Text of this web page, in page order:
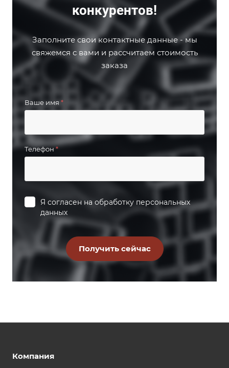
конкурентов!
Заполните свои контактные данные - мы
свяжемся с вами и рассчитаем стоимость
заказа
Ваше имя *
Телефон*
Я согласен на обработку персональных
данных
Компания